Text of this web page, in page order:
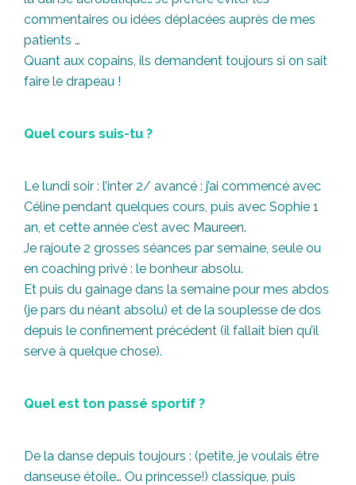
commentaires ou idées déplacées auprès de mes
patients …
Quant aux copains, ils demandent toujours si on sait
faire le drapeau !
Quel cours suis-tu ?
Le lundi soir : l’inter 2/ avancé : j’ai commencé avec
Céline pendant quelques cours, puis avec Sophie 1
an, et cette année c’est avec Maureen.
Je rajoute 2 grosses séances par semaine, seule ou
en coaching privé : le bonheur absolu.
Et puis du gainage dans la semaine pour mes abdos
(je pars du néant absolu) et de la souplesse de dos
depuis le confinement précédent (il fallait bien qu’il
serve à quelque chose).
Quel est ton passé sportif ?
De la danse depuis toujours : (petite, je voulais être
danseuse étoile… Ou princesse!) classique, puis